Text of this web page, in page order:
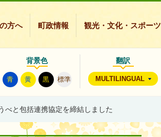
方へ 町政情報 観光・文化・スポーツ
背景色
青 黄 黒 標準
翻訳
MULTILINGUAL
べと包括連携協定を締結しました